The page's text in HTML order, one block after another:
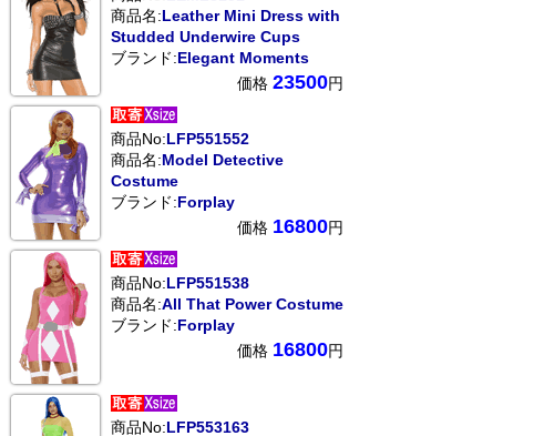
商品名:Leather Mini Dress with
Studded Underwire Cups
ブランド:Elegant Moments
価格 23500円
商品No:LFP551552
商品名:Model Detective
Costume
ブランド:Forplay
価格 16800円
商品No:LFP551538
商品名:All That Power Costume
ブランド:Forplay
価格 16800円
商品No:LFP553163